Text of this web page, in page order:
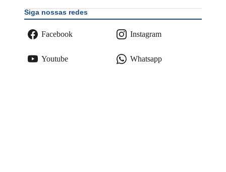
Siga nossas redes
Facebook Instagram
Youtube Whatsapp